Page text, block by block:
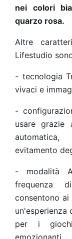
nei colori
quarzo rosa.
Altre
Lifestudio
- tecnologia
vivaci e
-
usare grazie
evitamento
- modalità
frequenza
consentono
per i
emozionanti.